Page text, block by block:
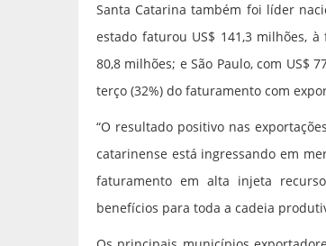
Santa Catarina também foi líder
estado faturou US$ 141,3 milhões,
80,8 milhões; e São Paulo, com US$
terço (32%) do faturamento com
“O resultado positivo nas
catarinense está ingressando em
faturamento em alta injeta
benefícios para toda a cadeia